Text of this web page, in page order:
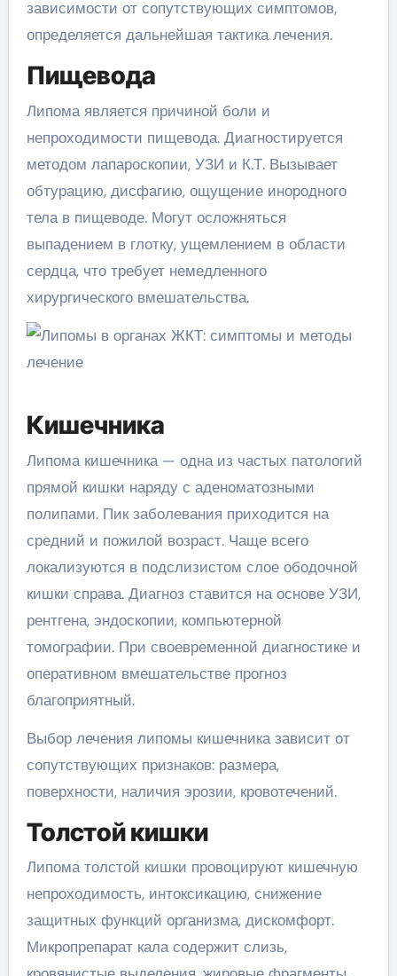
зависимости от сопутствующих симптомов,
определяется дальнейшая тактика лечения.
Пищевода
Липома является причиной боли и
непроходимости пищевода. Диагностируется
методом лапароскопии, УЗИ и К.Т. Вызывает
обтурацию, дисфагию, ощущение инородного
тела в пищеводе. Могут осложняться
выпадением в глотку, ущемлением в области
сердца, что требует немедленного
хирургического вмешательства.
Кишечника
Липома кишечника — одна из частых патологий
прямой кишки наряду с аденоматозными
полипами. Пик заболевания приходится на
средний и пожилой возраст. Чаще всего
локализуются в подслизистом слое ободочной
кишки справа. Диагноз ставится на основе УЗИ,
рентгена, эндоскопии, компьютерной
томографии. При своевременной диагностике и
оперативном вмешательстве прогноз
благоприятный.
Выбор лечения липомы кишечника зависит от
сопутствующих признаков: размера,
поверхности, наличия эрозии, кровотечений.
Толстой кишки
Липома толстой кишки провоцируют кишечную
непроходимость, интоксикацию, снижение
защитных функций организма, дискомфорт.
Микропрепарат кала содержит слизь,